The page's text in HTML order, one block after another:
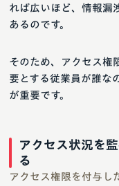
れば広いほど、情報漏
あるのです。
そのため、アクセス権
要とする従業員が誰な
が重要です。
アクセス状況を
る
アクセス権限を付与し